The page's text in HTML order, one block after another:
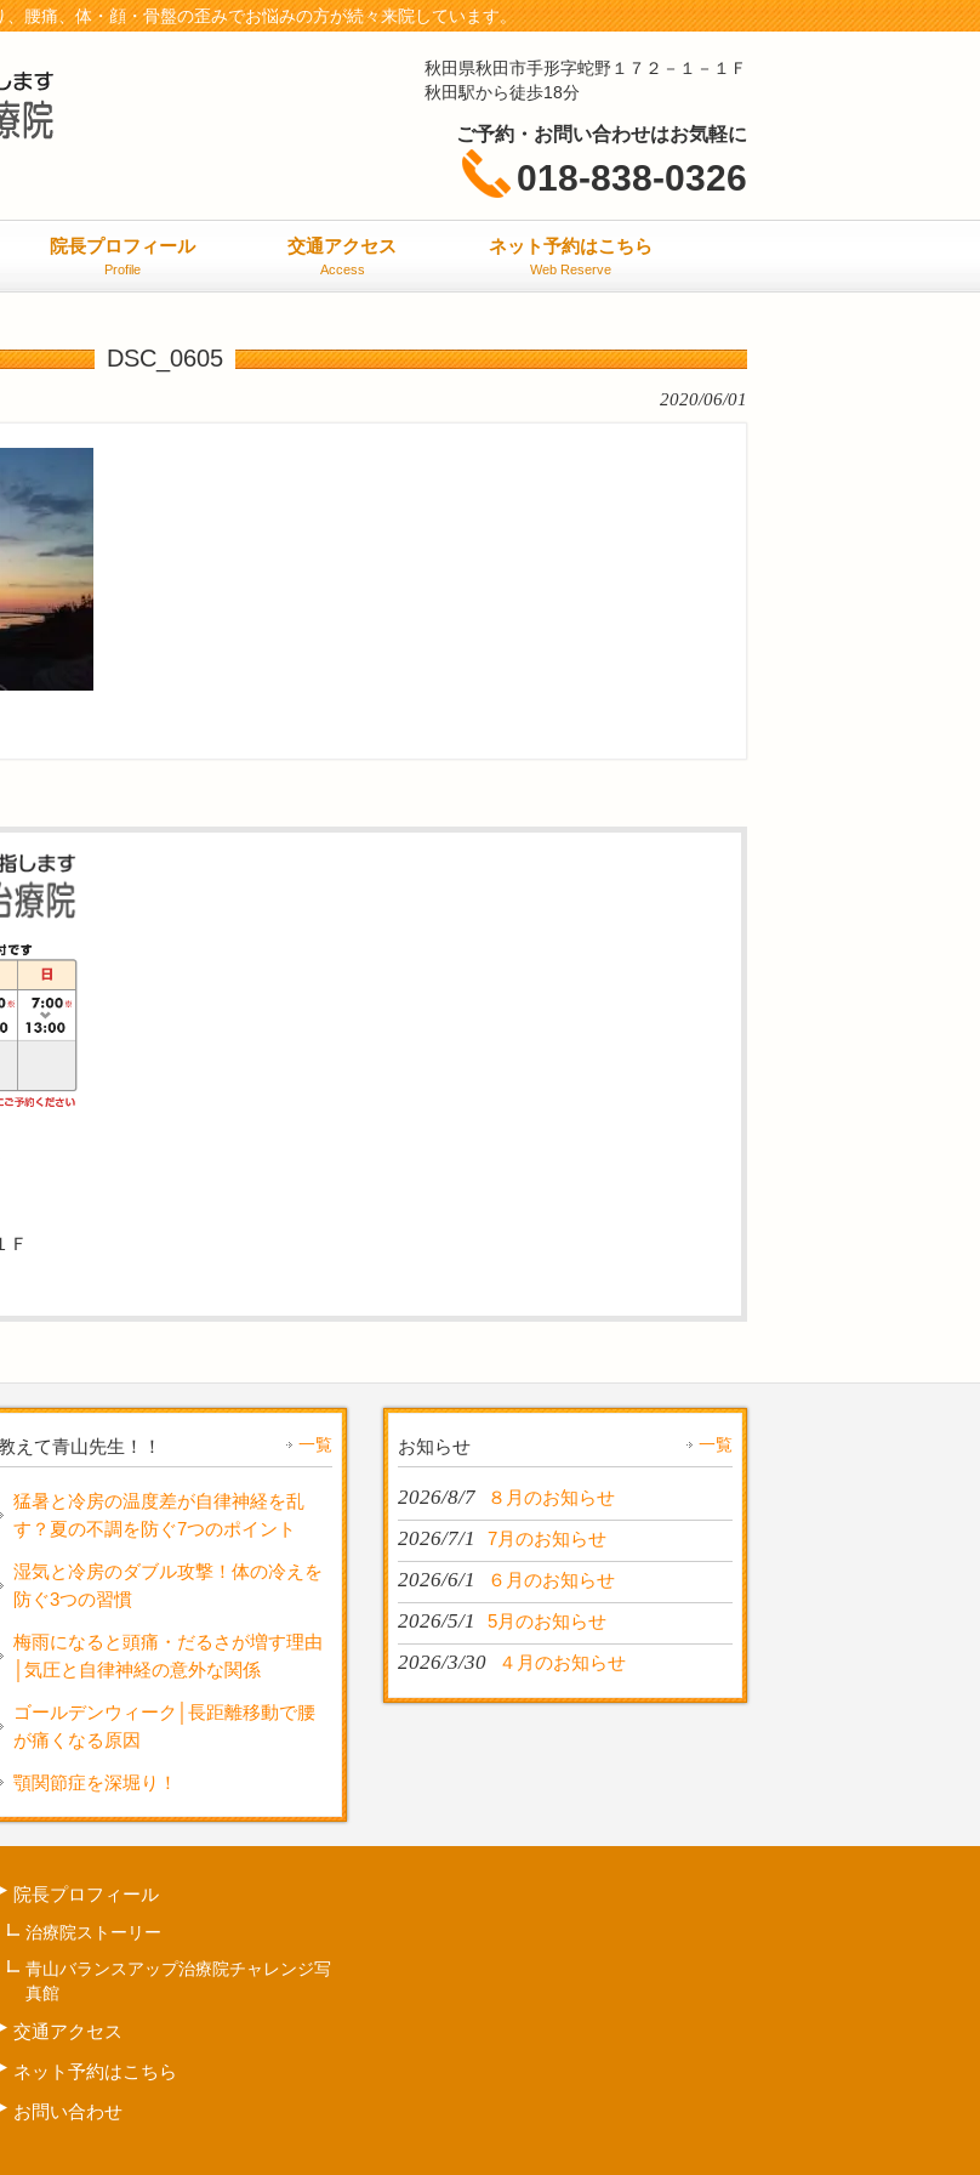
腰痛、体・顔・骨盤の歪みでお悩みの方が続々来院しています。
秋田県秋田市手形字蛇野１７２－１－１Ｆ
秋田駅から徒歩18分
ご予約・お問い合わせはお気軽に
018-838-0326
院長プロフィール
Profile
交通アクセス
Access
ネット予約はこちら
Web Reserve
DSC_0605
2020/06/01
Ｆ
えて青山先生！！ 一覧
猛暑と冷房の温度差が自律神経を乱
す？夏の不調を防ぐ7つのポイント
湿気と冷房のダブル攻撃！体の冷えを
防ぐ3つの習慣
梅雨になると頭痛・だるさが増す理由
│気圧と自律神経の意外な関係
ゴールデンウィーク│長距離移動で腰
が痛くなる原因
顎関節症を深堀り！
お知らせ 一覧
2026/8/7 ８月のお知らせ
2026/7/1 7月のお知らせ
2026/6/1 ６月のお知らせ
2026/5/1 5月のお知らせ
2026/3/30 ４月のお知らせ
院長プロフィール
治療院ストーリー
青山バランスアップ治療院チャレンジ写
真館
交通アクセス
ネット予約はこちら
お問い合わせ